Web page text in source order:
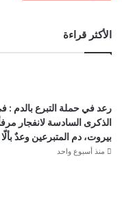
الأكثر قراءة
رعد في حملة التبرع بالدم :
الذكرى السادسة لانفجار
بيروت، دم المتبرعين وعدٌ
منذ أسبوع واحد